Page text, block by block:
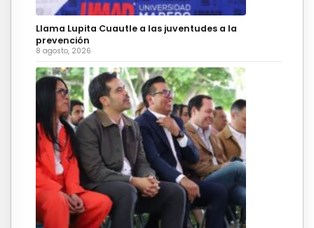
Llama Lupita Cuautle a las juventudes a la
prevención
8 agosto, 2026